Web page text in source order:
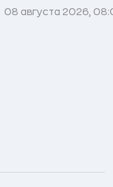
08 августа 2026,